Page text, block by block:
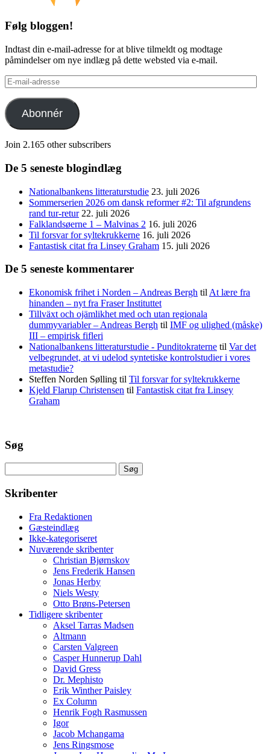
Følg bloggen!
Indtast din e-mail-adresse for at blive tilmeldt og modtage
påmindelser om nye indlæg på dette websted via e-mail.
E-
mail-
adresse
Abonnér
Join 2.165 other subscribers
De 5 seneste blogindlæg
Nationalbankens litteraturstudie 23. juli 2026
Sommerserien 2026 om dansk reformer #2: Til afgrundens
rand tur-retur 22. juli 2026
Falklandsøerne 1 – Malvinas 2 16. juli 2026
Til forsvar for syltekrukkerne 16. juli 2026
Fantastisk citat fra Linsey Graham 15. juli 2026
De 5 seneste kommentarer
Ekonomisk frihet i Norden – Andreas Bergh til At lære fra
hinanden – nyt fra Fraser Instituttet
Tillväxt och ojämlikhet med och utan regionala
dummyvariabler – Andreas Bergh til IMF og ulighed (måske)
III – empirisk fifleri
Nationalbankens litteraturstudie - Punditokraterne til Var det
velbegrundet, at vi udelod syntetiske kontrolstudier i vores
metastudie?
Steffen Norden Sølling til Til forsvar for syltekrukkerne
Kjeld Flarup Christensen til Fantastisk citat fra Linsey
Graham
Søg
efter:
Skribenter
Fra Redaktionen
Gæsteindlæg
Ikke-kategoriseret
Nuværende skribenter
Christian Bjørnskov
Jens Frederik Hansen
Jonas Herby
Niels Westy
Otto Brøns-Petersen
Tidligere skribenter
Aksel Tarras Madsen
Altmann
Carsten Valgreen
Casper Hunnerup Dahl
David Gress
Dr. Mephisto
Erik Winther Paisley
Ex Column
Henrik Fogh Rasmussen
Igor
Jacob Mchangama
Jens Ringsmose